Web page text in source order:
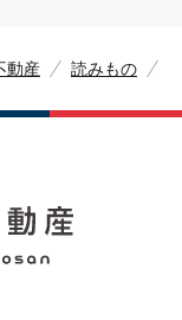
動産 読みもの